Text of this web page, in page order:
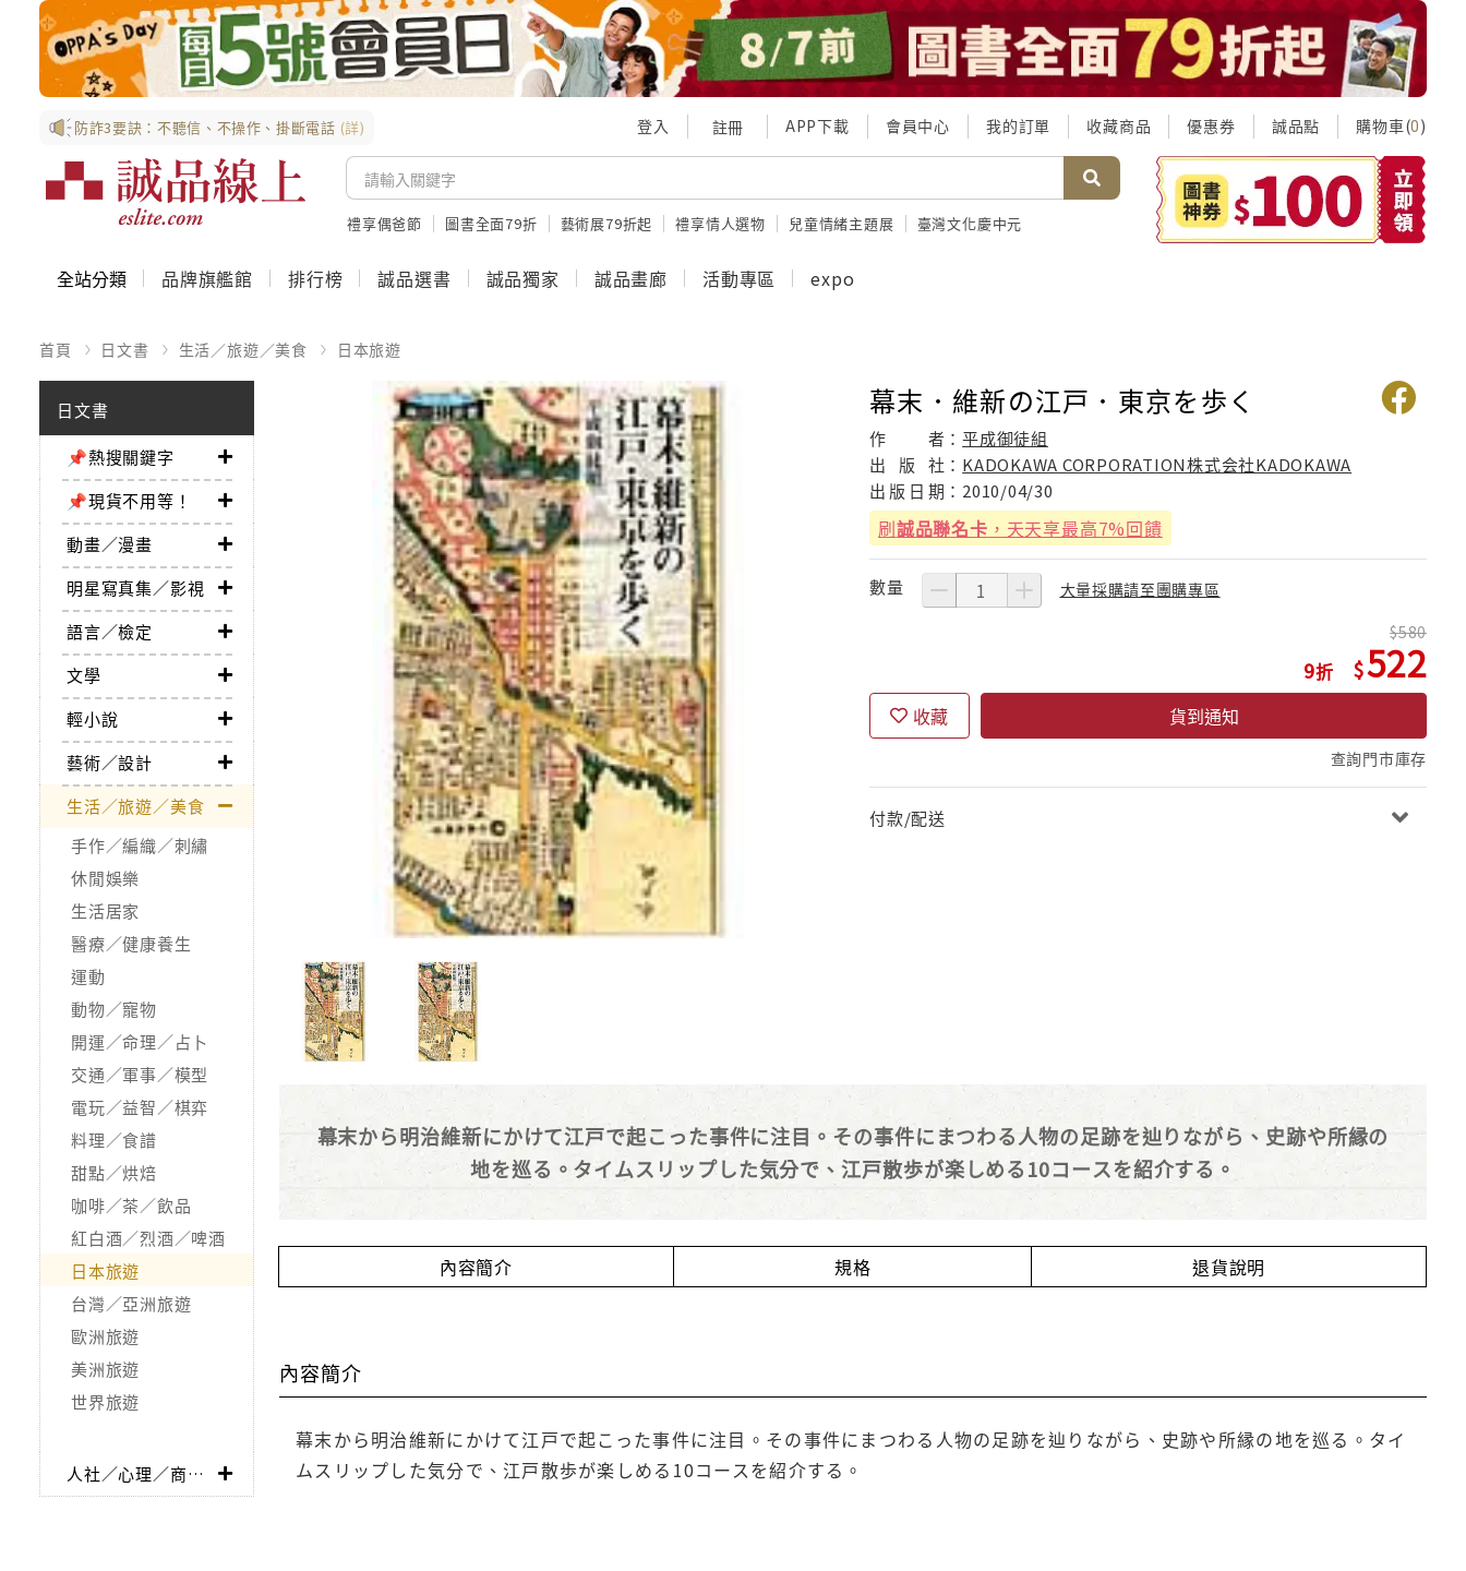
防詐3要訣：不聽信、不操作、掛斷電話 (詳) 登入 註冊 APP下載 會員中心 我的訂單 收藏商品 優惠券 誠品點 購物車(0)
禮享偶爸節 圖書全面79折 藝術展79折起 禮享情人選物 兒童情緒主題展 臺灣文化慶中元
全站分類 品牌旗艦館 排行榜 誠品選書 誠品獨家 誠品畫廊 活動專區 expo
首頁 日文書 生活／旅遊／美食 日本旅遊
日文書
📌熱搜關鍵字
📌現貨不用等！
動畫／漫畫
明星寫真集／影視
語言／檢定
文學
輕小說
藝術／設計
生活／旅遊／美食
手作／編織／刺繡
休閒娛樂
生活居家
醫療／健康養生
運動
動物／寵物
開運／命理／占卜
交通／軍事／模型
電玩／益智／棋弈
料理／食譜
甜點／烘焙
咖啡／茶／飲品
紅白酒／烈酒／啤酒
日本旅遊
台灣／亞洲旅遊
歐洲旅遊
美洲旅遊
世界旅遊
人社／心理／商業／其他
幕末．維新の江戸．東京を歩く
作 者：平成御徒組
出
版 社： KADOKAWA CORPORATION株式会社KADOKAWA
出 版 日 期： 2010/04/30
刷誠品聯名卡 ，天天享最高7%回饋
數量 大量採購請至團購專區
9
580
522
收藏 貨到通知
查詢門市庫存
付款/配送
幕末から明治維新にかけて江戸で起こった事件に注目。その事件にまつわる人物の足跡を辿りながら、史跡や所縁の
地を巡る。タイムスリップした気分で、江戸散歩が楽しめる10コースを紹介する。
內容簡介 規格 退貨說明
內容簡介
幕末から明治維新にかけて江戸で起こった事件に注目。その事件にまつわる人物の足跡を辿りながら、史跡や所縁の地を巡る。タイ
ムスリップした気分で、江戸散歩が楽しめる10コースを紹介する。